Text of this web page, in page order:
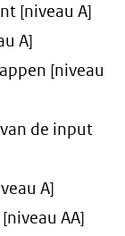
[niveau A]
A]
[niveau
de input
A]
AA]